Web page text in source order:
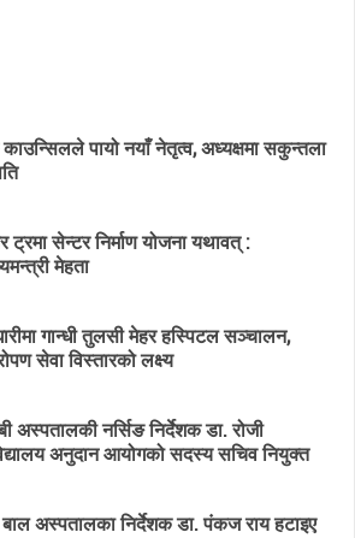
काउन्सिलले पायो नयाँ नेतृत्व, अध्यक्षमा सकुन्तला
ट्रमा सेन्टर निर्माण योजना यथावत् :
मेहता
गान्धी तुलसी मेहर हस्पिटल सञ्चालन,
सेवा विस्तारको लक्ष्य
अस्पतालकी नर्सिङ निर्देशक डा. रोजी
अनुदान आयोगको सदस्य सचिव नियुक्त
बाल अस्पतालका निर्देशक डा. पंकज राय हटाइए